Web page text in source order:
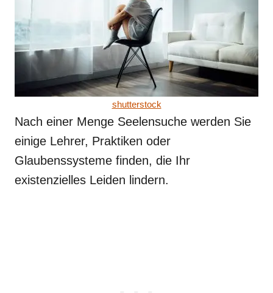
shutterstock
Nach einer Menge Seelensuche werden Sie
einige Lehrer, Praktiken oder
Glaubenssysteme finden, die Ihr
existenzielles Leiden lindern.